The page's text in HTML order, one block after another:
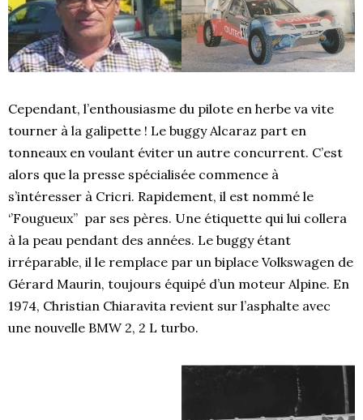
Cependant, l’enthousiasme du pilote en herbe va vite
tourner à la galipette ! Le buggy Alcaraz part en
tonneaux en voulant éviter un autre concurrent. C’est
alors que la presse spécialisée commence à
s’intéresser à Cricri. Rapidement, il est nommé le
‘’Fougueux’’ par ses pères. Une étiquette qui lui collera
à la peau pendant des années. Le buggy étant
irréparable, il le remplace par un biplace Volkswagen de
Gérard Maurin, toujours équipé d’un moteur Alpine. En
1974, Christian Chiaravita revient sur l’asphalte avec
une nouvelle BMW 2, 2 L turbo.